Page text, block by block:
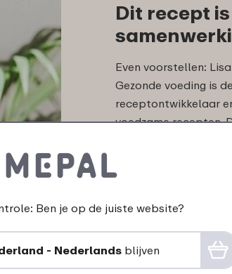
Dit recept
Even voorstellen:
Gezonde voeding is
receptontwikkelaar
voedzame recepten.
geeft ze graag
Ben je op de juiste website?
- Nederlands blijven